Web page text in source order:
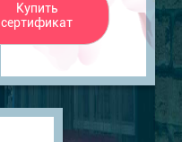
Купить
сертификат